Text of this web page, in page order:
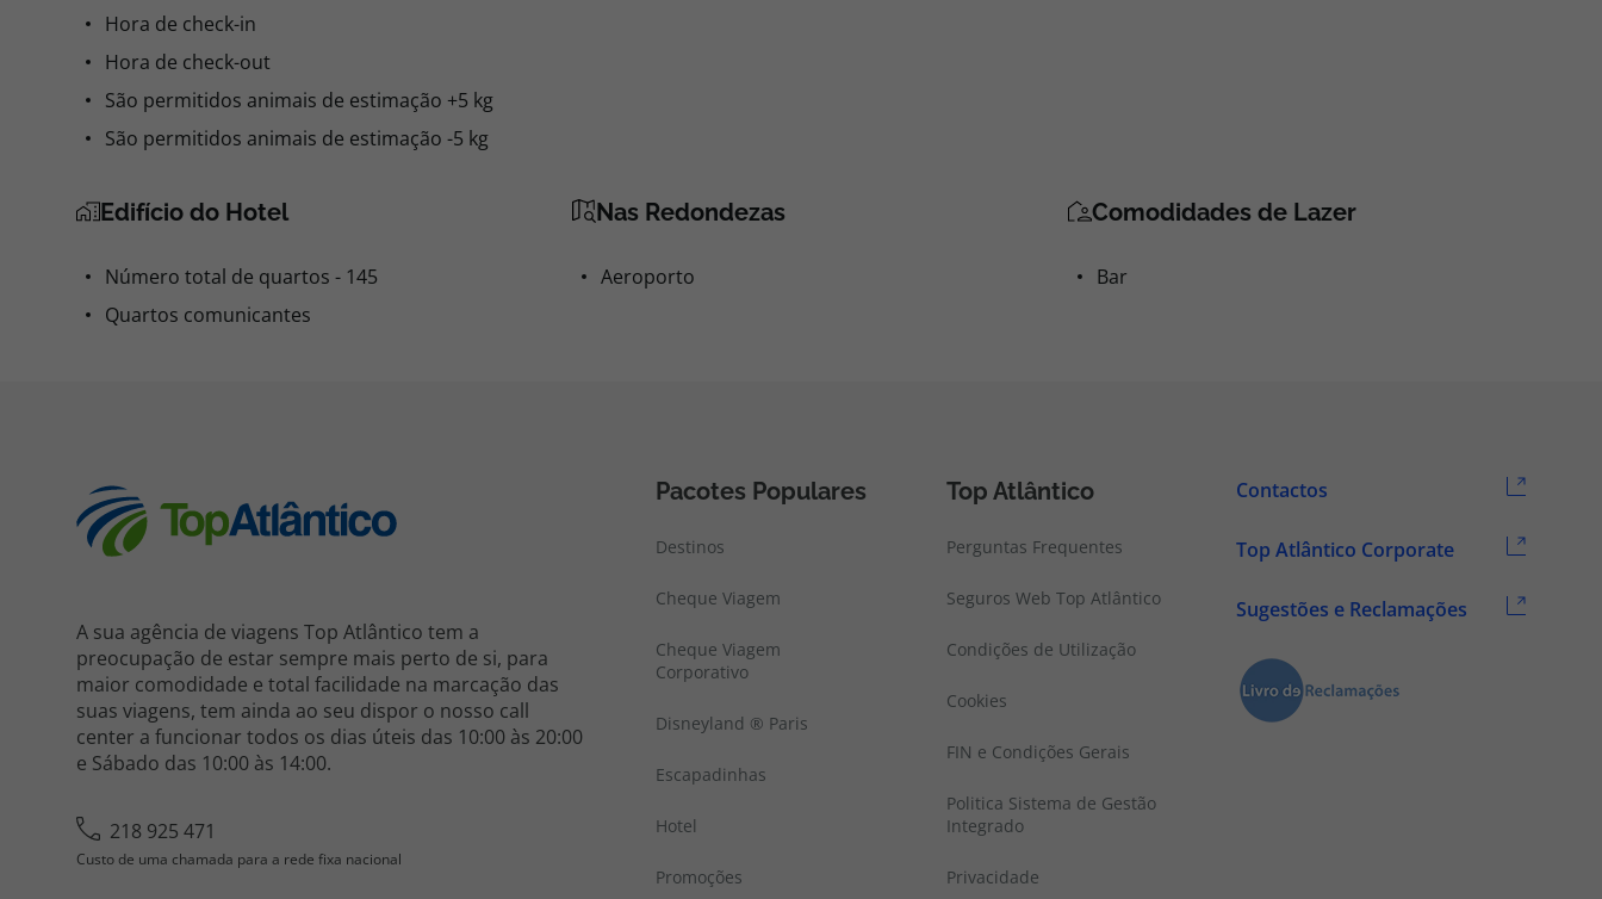
Hora de check-in
Hora de check-out
São permitidos animais de estimação +5 kg
São permitidos animais de estimação -5 kg
Edifício do Hotel
Número total de quartos - 145
Quartos comunicantes
Nas Redondezas
Aeroporto
Comodidades de Lazer
Bar
A sua agência de viagens Top Atlântico tem a
preocupação de estar sempre mais perto de si, para
maior comodidade e total facilidade na marcação das
suas viagens, tem ainda ao seu dispor o nosso call
center a funcionar todos os dias úteis das 10:00 às 20:00
e Sábado das 10:00 às 14:00.
218 925 471
Custo de uma chamada para a rede fixa nacional
Pacotes Populares
Destinos
Cheque Viagem
Cheque Viagem
Corporativo
Disneyland ® Paris
Escapadinhas
Hotel
Promoções
Top Atlântico
Perguntas Frequentes
Seguros Web Top Atlântico
Condições de Utilização
Cookies
FIN e Condições Gerais
Politica Sistema de Gestão
Integrado
Privacidade
Contactos
Top Atlântico Corporate
Sugestões e Reclamações